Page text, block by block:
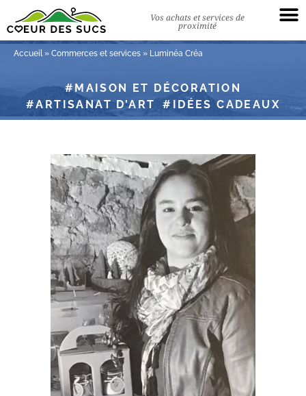
Vos achats et services de
proximité
Accueil» Commerces et services » Luminéa Créa
MAISON ET DÉCORATION
ARTISANAT D’ART
IDÉES CADEAUX